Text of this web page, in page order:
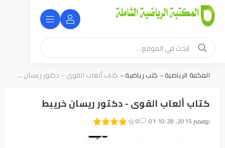
المكتبة الرياضية» كتب رياضية» كتاب ألعاب القوى - دكتور ريسان خريبط
كتاب ألعاب القوى - دكتور ريسان خريبط
01 نوفمبر 2015, 10:28 0 1
2
3
4
5